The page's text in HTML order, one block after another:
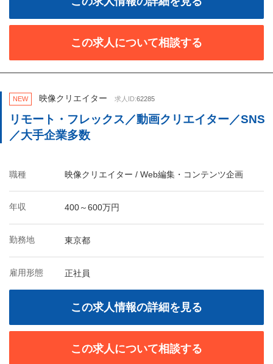
この求人について相談する
NEW 映像クリエイター 求人ID:62285
リモート・フレックス／動画クリエイター／SNS
／大手企業多数
職種 映像クリエイター / Web編集・コンテンツ企画
年収 400～600万円
勤務地 東京都
雇用形態 正社員
この求人情報の詳細を見る
この求人について相談する